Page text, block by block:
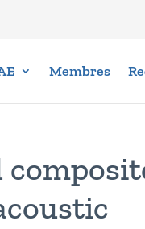
Membres